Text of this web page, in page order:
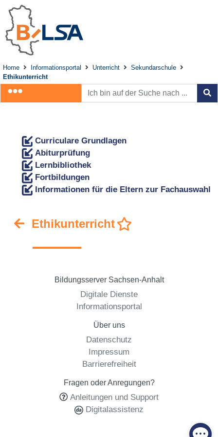
Home Informationsportal Unterricht
Sekundarschule
Ethikunterricht
Curriculare Grundlagen
Abiturprüfung
Lernbibliothek
Fortbildungen
Informationen für die Eltern zur Fachauswahl
Ethikunterricht
Bildungsserver Sachsen-Anhalt
Digitale Dienste
Informationsportal
Über uns
Datenschutz
Impressum
Barrierefreiheit
Fragen oder Anregungen?
Anleitungen und Support
Digitalassistenz